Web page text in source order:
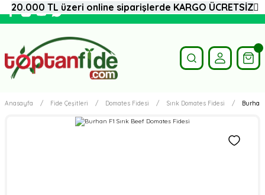
Anasayfa Fide Çeşitleri Domates Fidesi Sırık Domates Fidesi Burhan
20.000 TL üzeri online siparişlerde KARGO ÜCRETSİZ